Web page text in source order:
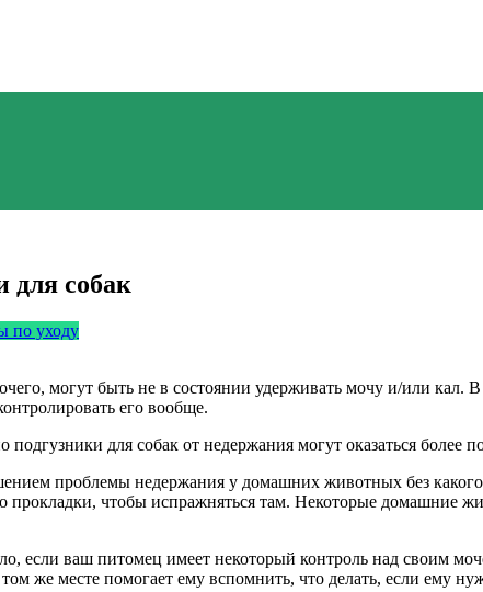
для собак
по уходу
могут быть не в состоянии удерживать мочу и/или
его вообще.
для собак от недержания могут оказаться более
проблемы недержания у домашних животных без
прокладки, чтобы испражняться там. Некоторые домашние
если ваш питомец имеет некоторый контроль над своим
же месте помогает ему вспомнить, что делать, если ему